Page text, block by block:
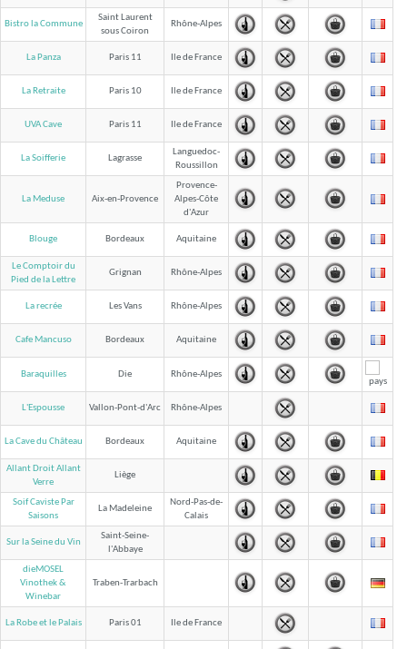
Bistro la Commune
Saint Laurent
sous Coiron
Rhône-Alpes
La Panza Paris 11 Ile de France
La Retraite Paris 10 Ile de France
UVA Cave Paris 11 Ile de France
La Soifferie Lagrasse
Languedoc-
Roussillon
La Meduse Aix-en-Provence
Provence-
Alpes-Côte
d'Azur
Blouge Bordeaux Aquitaine
Le Comptoir du
Pied de la Lettre
Grignan Rhône-Alpes
La recrée Les Vans Rhône-Alpes
Cafe Mancuso Bordeaux Aquitaine
Baraquilles Die Rhône-Alpes
L'Espousse Vallon-Pont-d'Arc Rhône-Alpes
La Cave du Château Bordeaux Aquitaine
Allant Droit Allant
Verre
Liège
Soif Caviste Par
Saisons
La Madeleine
Nord-Pas-de-
Calais
Sur la Seine du Vin
Saint-Seine-
l'Abbaye
dieMOSEL
Vinothek &
Winebar
Traben-Trarbach
La Robe et le Palais Paris 01 Ile de France